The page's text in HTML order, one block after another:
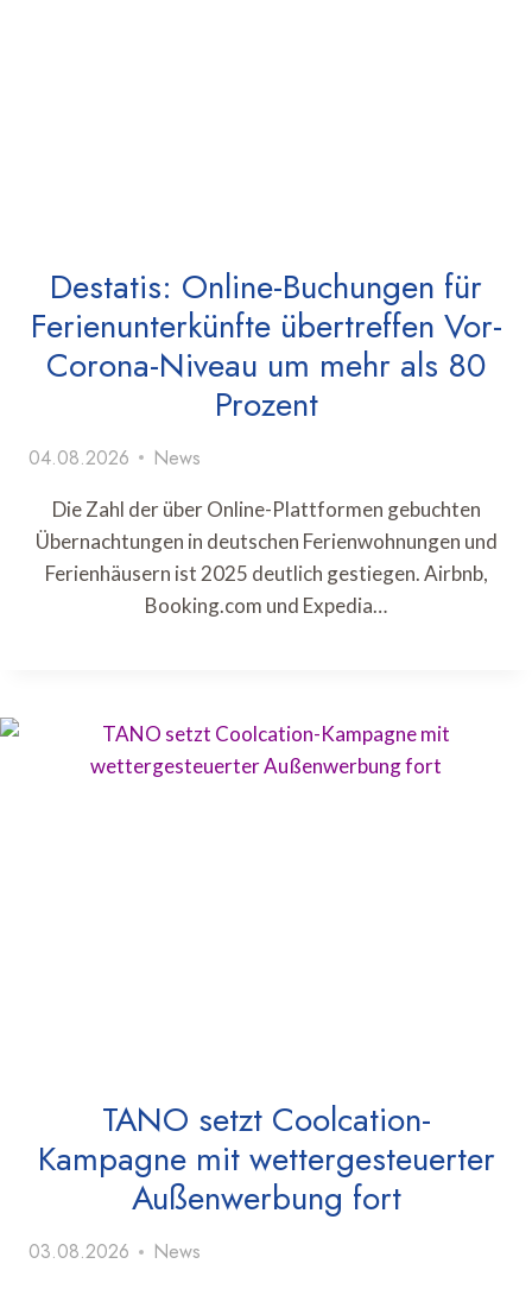
Destatis: Online-Buchungen für
Ferienunterkünfte übertreffen Vor-
Corona-Niveau um mehr als 80
Prozent
04.08.2026 News
Die Zahl der über Online-Plattformen gebuchten
Übernachtungen in deutschen Ferienwohnungen und
Ferienhäusern ist 2025 deutlich gestiegen. Airbnb,
Booking.com und Expedia…
TANO setzt Coolcation-
Kampagne mit wettergesteuerter
Außenwerbung fort
03.08.2026 News